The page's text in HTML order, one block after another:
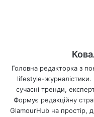
Головна редакторка з
lifestyle-
сучасні тренди,
Формує редакційну
GlamourHub на простір,